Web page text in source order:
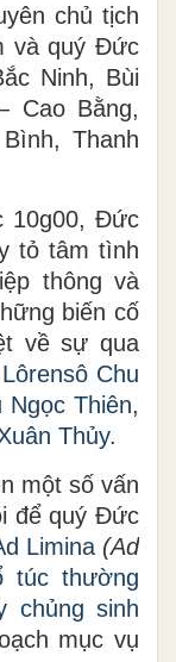
chủ tịch
và quý Đức
Ninh, Bùi
Cao Bằng,
Thanh
10g00, Đức
tỏ tâm tình
thông và
biến cố
về sự qua
Chu
Ngọc Thiên,
Thủy.
một số vấn
để quý Đức
Limina (Ad
túc thường
chủng sinh
mục vụ